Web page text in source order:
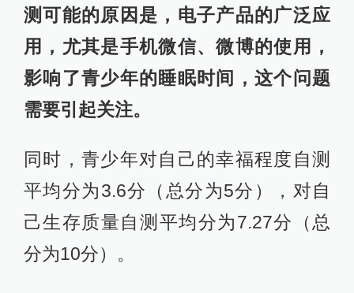
测可能的原因是，电子产品的广泛应
用，尤其是手机微信、微博的使用，
影响了青少年的睡眠时间，这个问题
需要引起关注。
同时，青少年对自己的幸福程度自测
平均分为3.6分（总分为5分），对自
己生存质量自测平均分为7.27分（总
分为10分）。